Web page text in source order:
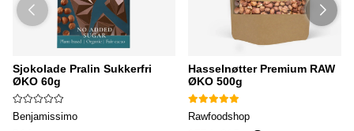
Sjokolade Pralin Sukkerfri
ØKO 60g
Benjamissimo
Hasselnøtter Premium RAW
ØKO 500g
Rawfoodshop